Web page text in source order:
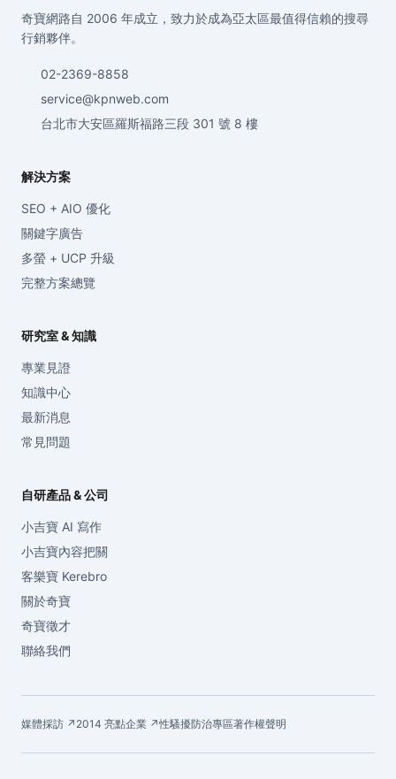
奇寶網路自 2006 年成立，致力於成為亞太區最值得信賴的搜尋
行銷夥伴。
02-2369-8858
service@kpnweb.com
台北市大安區羅斯福路三段 301 號 8 樓
解決方案
SEO + AIO 優化
關鍵字廣告
多螢 + UCP 升級
完整方案總覽
研究室 & 知識
專業見證
知識中心
最新消息
常見問題
自研產品 & 公司
小吉寶 AI 寫作
小吉寶內容把關
客樂寶 Kerebro
關於奇寶
奇寶徵才
聯絡我們
媒體採訪 ↗ 2014 亮點企業 ↗性騷擾防治專區著作權聲明